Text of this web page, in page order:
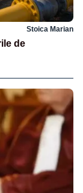
Stoica Marian
de